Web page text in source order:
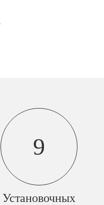
9
Установочных